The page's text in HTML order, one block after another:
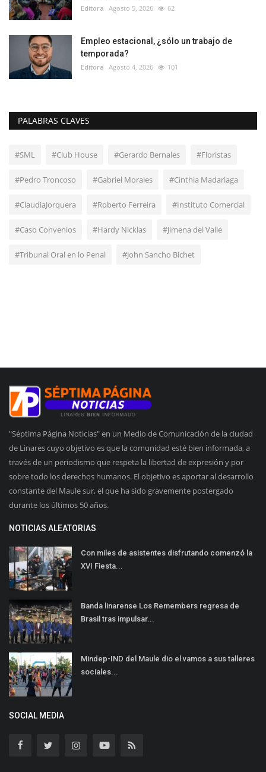
Editora Agosto 5, 2026 62
Empleo estacional, ¿sólo un trabajo de
temporada?
Editora Agosto 4, 2026 101
PALABRAS CLAVES
#SML #Club House #Gerardo Bernales #Floristas
#Pedro Troncoso #Gabriel Morales #Cinthia Madariaga
#ClaudiaJorquera #Roberto Ferreira #Instituto Comercial
#Caso Convenios #Hardy Nicklas #Jimena del Valle
#Tribunal Oral en lo Penal #John Sancho Bichet
"Séptima Página Noticias" en un Medio de Comunicación de la ciudad
de Linares cuyo objetivo es que la comunidad esté bien informada, a
través de un periodismo que respeta la libertad de expresión y por
sobre todo los derechos humanos. El objetivo es aportar al desarrollo
constante del Maule sur, el que ha sido gravemente postergado
durante los últimos 50 años.
NOTICIAS ALEATORIAS
Con miles de asistentes disfrutando comenzó la
XVI Fiesta...
Banda linarense Los Remembers regresa de
Brasil tras impulsar...
Mindep-IND del Maule dio el vamos a sus talleres
sociales...
SOCIAL MEDIA